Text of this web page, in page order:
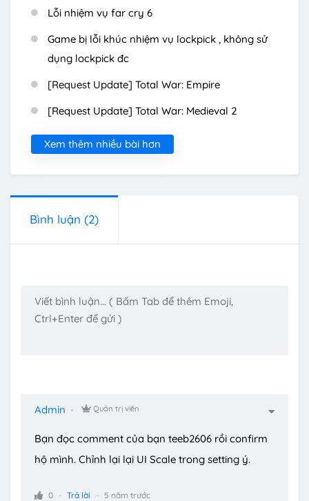
Lỗi nhiệm vụ far cry 6
Game bị lỗi khúc nhiệm vụ lockpick , không sử
dụng lockpick đc
[Request Update] Total War: Empire
[Request Update] Total War: Medieval 2
Xem thêm nhiều bài hơn
Bình luận (2)
Admin Quản trị viên
Bạn đọc comment của bạn teeb2606 rồi confirm
hộ mình. Chỉnh lại lại UI Scale trong setting ý.
0 Trả lời 5 năm trước